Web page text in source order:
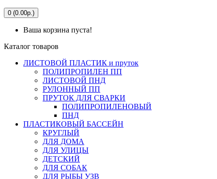
0 (0.00р.)
Ваша корзина пуста!
Каталог товаров
ЛИСТОВОЙ ПЛАСТИК и пруток
ПОЛИПРОПИЛЕН ПП
ЛИСТОВОЙ ПНД
РУЛОННЫЙ ПП
ПРУТОК ДЛЯ СВАРКИ
ПОЛИПРОПИЛЕНОВЫЙ
ПНД
ПЛАСТИКОВЫЙ БАССЕЙН
КРУГЛЫЙ
ДЛЯ ДОМА
ДЛЯ УЛИЦЫ
ДЕТСКИЙ
ДЛЯ СОБАК
ДЛЯ РЫБЫ УЗВ